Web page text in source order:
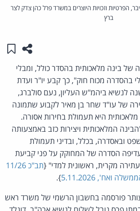
הפרטיות וזכויות היוצרים במשרד פרל כהן צדק לצר
ברץ
שתפו
של בינה מלאכותית בהסדר כולל, ומבלי
בהסדרה מכוח חוק", כך קבע יו"ר ועדת
לנשיא ביהמ"ש העליון, נעם סולברג,
של עו"ד שחר בן מאיר לקבוע שתמונה
היא תעמולת בחירות אסורה.
המלאכותית ויצירות כזב באמצעותה
ובאסדרה, בכלל, ובדיני תעמולת
הסדרה של המחוקק על פני קביעת
מקרית, ראשונית למדי" {
תב"כ 11/26
5.11.2026
}.
פורסמה בחשבון הרשמי של משרד ראש